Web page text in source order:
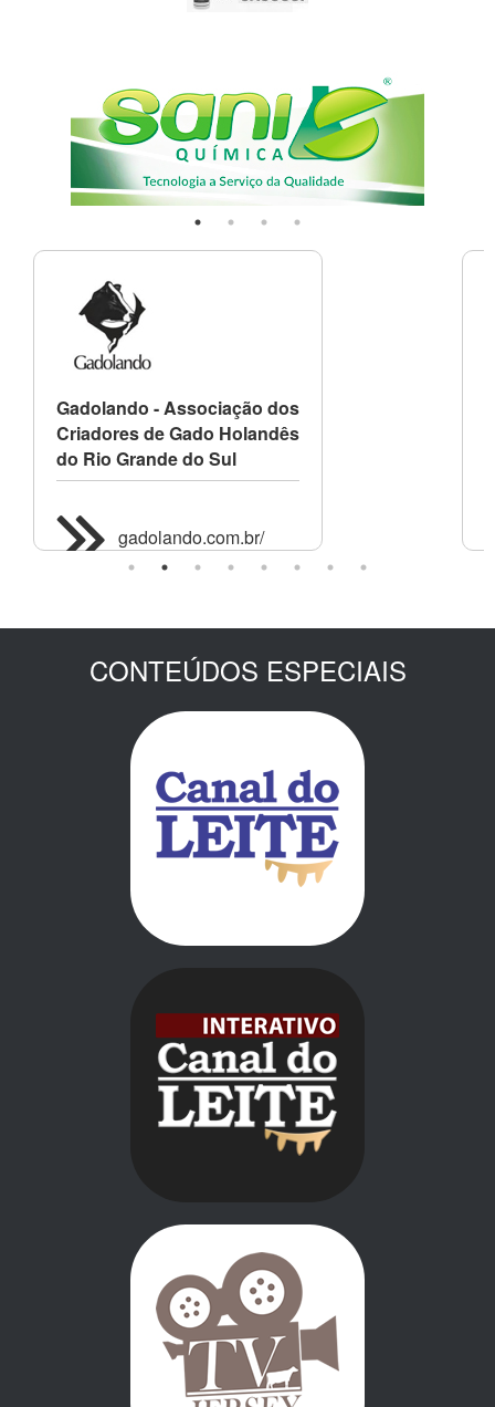
Gadolando - Associação dos
Criadores de Gado Holandês
do Rio Grande do Sul
gadolando.com.br/
CONTEÚDOS ESPECIAIS